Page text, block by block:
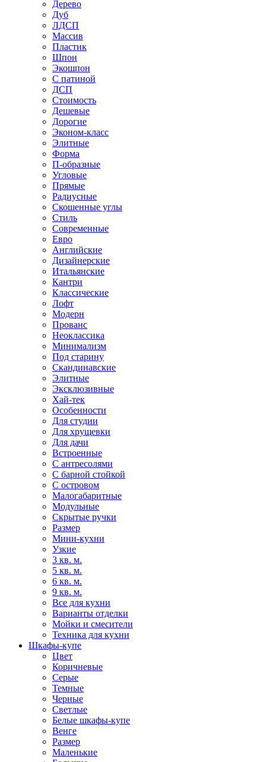
Дерево
Дуб
ЛДСП
Массив
Пластик
Шпон
Экошпон
С патиной
ДСП
Стоимость
Дешевые
Дорогие
Эконом-класс
Элитные
Форма
П-образные
Угловые
Прямые
Радиусные
Скошенные углы
Стиль
Современные
Евро
Английские
Дизайнерские
Итальянские
Кантри
Классические
Лофт
Модерн
Прованс
Неоклассика
Минимализм
Под старину
Скандинавские
Элитные
Эксклюзивные
Хай-тек
Особенности
Для студии
Для хрущевки
Для дачи
Встроенные
С антресолями
С барной стойкой
С островом
Малогабаритные
Модульные
Скрытые ручки
Размер
Мини-кухни
Узкие
3 кв. м.
5 кв. м.
6 кв. м.
9 кв. м.
Все для кухни
Варианты отделки
Мойки и смесители
Техника для кухни
Шкафы-купе
Цвет
Коричневые
Серые
Темные
Черные
Светлые
Белые шкафы-купе
Венге
Размер
Маленькие